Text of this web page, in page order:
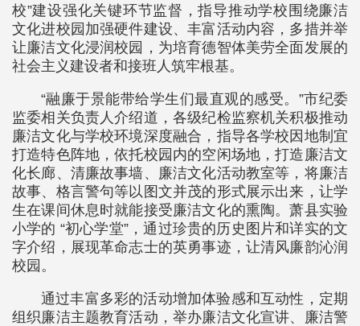
校”建设强化关键环节监督，指导推动学校围绕廉洁
文化进校园加强硬件建设、丰富活动内容，多措并举
让廉洁文化浸润校园，为培育德智体美劳全面发展的
社会主义建设者和接班人筑牢根基。
“融廉于景能带给学生们最直观的感受。”市纪委
监委相关负责人介绍道，各级纪检监察机关积极推动
廉洁文化与学校环境深度融合，指导各学校因地制宜
打造特色阵地，依托校园内的空闲场地，打造廉洁文
化长廊、清廉故事墙、廉洁文化活动教室等，将廉洁
故事、格言警句等以图文并茂的形式展示出来，让学
生在课间休息时就能接受廉洁文化的熏陶。萧县实验
小学的 “初心学堂”，通过珍贵的历史图片和详实的文
字介绍，展现革命志士的英勇事迹，让清风廉韵沁润
校园。
通过丰富多彩的活动增加体验感和互动性，定期
组织廉洁主题教育活动，举办廉洁文化宣讲、廉洁警